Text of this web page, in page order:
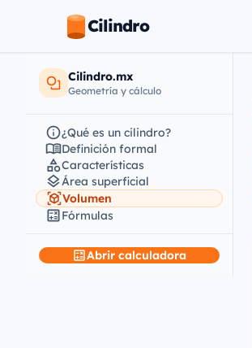
Cilindro
Cilindro.mx
Geometría y cálculo
¿Qué es un cilindro?
Definición formal
Características
Área superficial
Volumen
Fórmulas
Abrir calculadora